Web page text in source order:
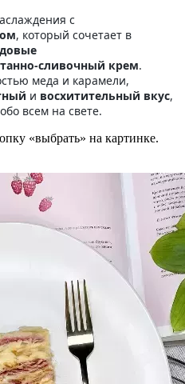
с
, который сочетает в
сливочный крем.
меда и карамели,
и восхитительный вкус,
всем на свете.
«выбрать» на картинке.